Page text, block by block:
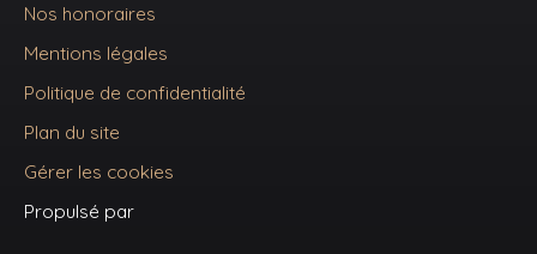
Nos honoraires
Mentions légales
Politique de confidentialité
Plan du site
Gérer les cookies
Propulsé par